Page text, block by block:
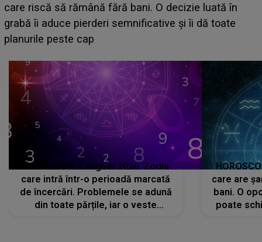
acum! În fața Alexandrei, concurentul din Casa Iubirii
face o MĂRTURISIRE NEAȘTEPTATĂ despre mama
sa: "I-am spus și ei în față, eu nu te iubesc pentru
HOROSCOP 7 august 2026. Zodia
care intră într-o perioadă marcată
de încercări. Problemele se adună
din toate părțile, iar o veste
care are
bani. O
poate